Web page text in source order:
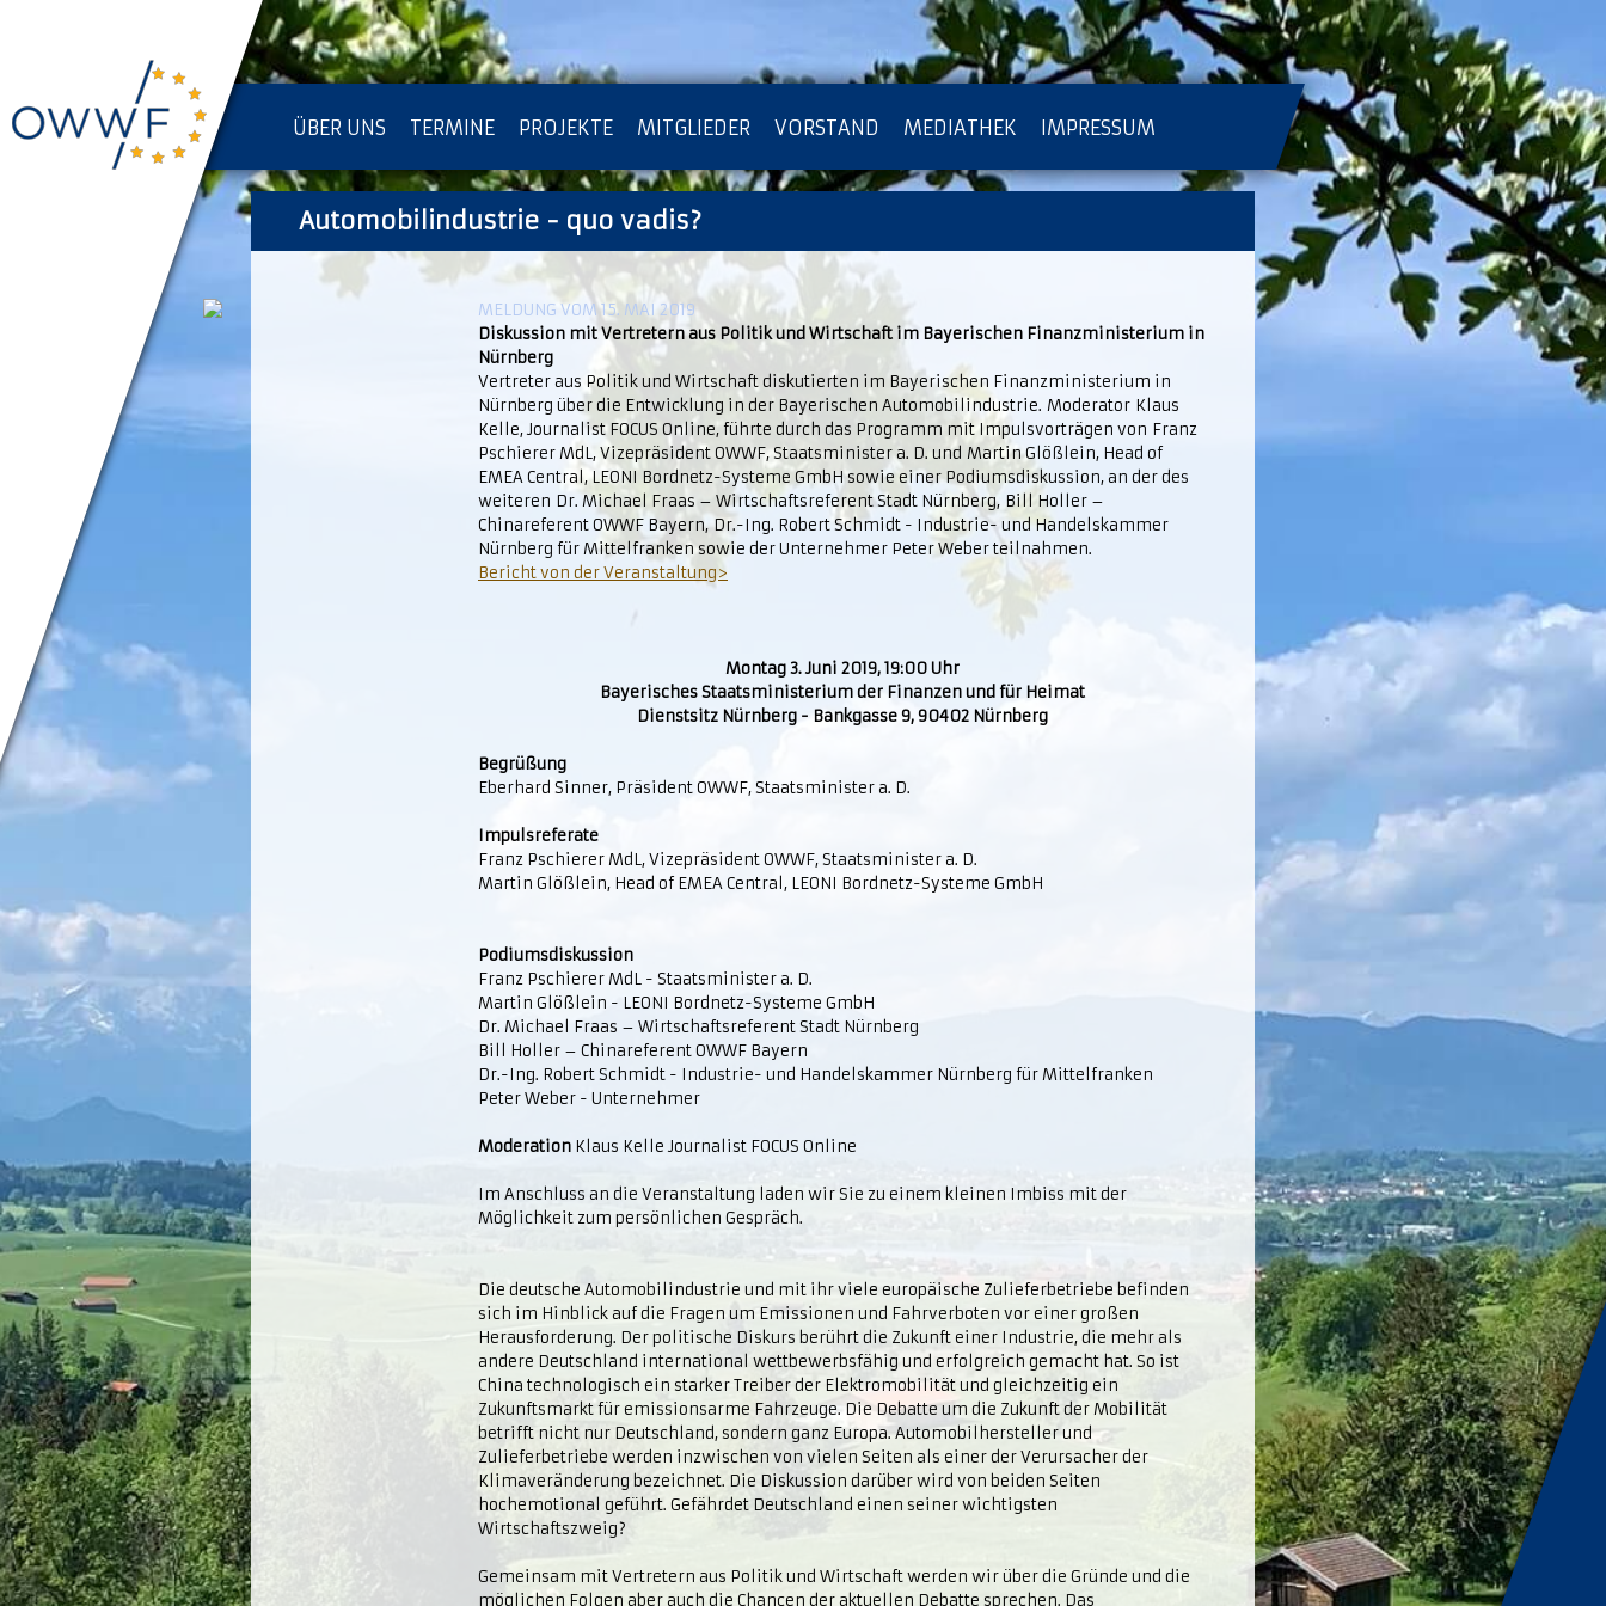
ÜBER UNS TERMINE PROJEKTE MITGLIEDER VORSTAND MEDIATHEK IMPRESSUM
IMPRESSUM [KOPIE] DATENSCHUTZ ARCHIV
Automobilindustrie - quo vadis?
MELDUNG VOM 15. MAI 2019
Diskussion mit Vertretern aus Politik und Wirtschaft im Bayerischen Finanzministerium in
Nürnberg
Vertreter aus Politik und Wirtschaft diskutierten im Bayerischen Finanzministerium in
Nürnberg über die Entwicklung in der Bayerischen Automobilindustrie. Moderator Klaus
Kelle, Journalist FOCUS Online, führte durch das Programm mit Impulsvorträgen von Franz
Pschierer MdL, Vizepräsident OWWF, Staatsminister a. D. und Martin Glößlein, Head of
EMEA Central, LEONI Bordnetz-Systeme GmbH sowie einer Podiumsdiskussion, an der des
weiteren Dr. Michael Fraas – Wirtschaftsreferent Stadt Nürnberg, Bill Holler –
Chinareferent OWWF Bayern, Dr.-Ing. Robert Schmidt - Industrie- und Handelskammer
Nürnberg für Mittelfranken sowie der Unternehmer Peter Weber teilnahmen.
Bericht von der Veranstaltung>
Montag 3. Juni 2019, 19:00 Uhr
Bayerisches Staatsministerium der Finanzen und für Heimat
Dienstsitz Nürnberg - Bankgasse 9, 90402 Nürnberg
Begrüßung
Eberhard Sinner, Präsident OWWF, Staatsminister a. D.
Impulsreferate
Franz Pschierer MdL, Vizepräsident OWWF, Staatsminister a. D.
Martin Glößlein, Head of EMEA Central, LEONI Bordnetz-Systeme GmbH
Podiumsdiskussion
Franz Pschierer MdL - Staatsminister a. D.
Martin Glößlein - LEONI Bordnetz-Systeme GmbH
Dr. Michael Fraas – Wirtschaftsreferent Stadt Nürnberg
Bill Holler – Chinareferent OWWF Bayern
Dr.-Ing. Robert Schmidt - Industrie- und Handelskammer Nürnberg für Mittelfranken
Peter Weber - Unternehmer
Moderation Klaus Kelle Journalist FOCUS Online
Im Anschluss an die Veranstaltung laden wir Sie zu einem kleinen Imbiss mit der
Möglichkeit zum persönlichen Gespräch.
Die deutsche Automobilindustrie und mit ihr viele europäische Zulieferbetriebe befinden
sich im Hinblick auf die Fragen um Emissionen und Fahrverboten vor einer großen
Herausforderung. Der politische Diskurs berührt die Zukunft einer Industrie, die mehr als
andere Deutschland international wettbewerbsfähig und erfolgreich gemacht hat. So ist
China technologisch ein starker Treiber der Elektromobilität und gleichzeitig ein
Zukunftsmarkt für emissionsarme Fahrzeuge. Die Debatte um die Zukunft der Mobilität
betrifft nicht nur Deutschland, sondern ganz Europa. Automobilhersteller und
Zulieferbetriebe werden inzwischen von vielen Seiten als einer der Verursacher der
Klimaveränderung bezeichnet. Die Diskussion darüber wird von beiden Seiten
hochemotional geführt. Gefährdet Deutschland einen seiner wichtigsten
Wirtschaftszweig?
Gemeinsam mit Vertretern aus Politik und Wirtschaft werden wir über die Gründe und die
möglichen Folgen aber auch die Chancen der aktuellen Debatte sprechen. Das